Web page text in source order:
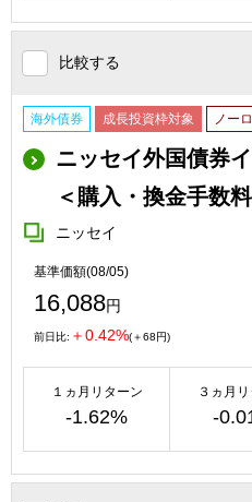
比較する
海外債券 成長投資枠対象 ノー
ニッセイ外国債券
＜購入・換金手数
ニッセイ
基準価額(08/05)
16,088円
前日比: ＋0.42%(＋68円)
１ヵ月リターン
-1.62%
３ヵ月
-